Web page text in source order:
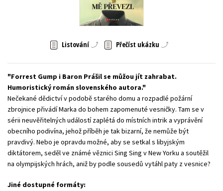
Zahraniční literatura
Listování Přečíst ukázku
Forrest Gump i Baron Prášil se můžou jít zahrabat.
Humoristický román slovenského autora.
Nečekané dědictví v podobě starého domu a rozpadlé požární
zbrojnice přivádí Marka do bohem zapomenuté vesničky. Tam se v
sérii neuvěřitelných událostí zaplétá do místních intrik a vyprávění
obecního podivína, jehož příběh je tak bizarní, že nemůže být
pravdivý. Nebo je opravdu možné, aby se setkal s libyjským
diktátorem, seděl ve známé věznici Sing Sing v New Yorku a soutěžil
na olympijských hrách, aniž by podle sousedů vytáhl paty z vesnice?
Jiné dostupné formáty: